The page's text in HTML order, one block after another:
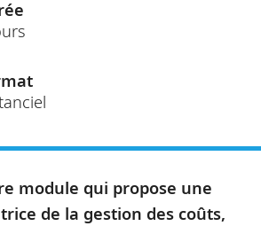
module qui propose une
de la gestion des coûts,